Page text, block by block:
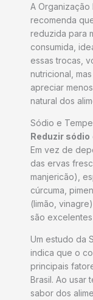
A Organização
recomenda
reduzida para
consumida,
essas trocas,
nutricional,
apreciar
natural dos
Sódio e
Reduzir sódio
Em vez de
das ervas
manjericão),
cúrcuma,
(limão,
são
Um estudo da
indica que o
principais
Brasil. Ao usar
sabor dos